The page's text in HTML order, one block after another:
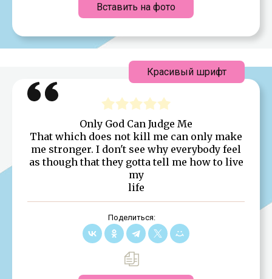
Вставить на фото
Only God Can Judge Me
That which does not kill me can only make
me stronger. I don't see why everybody feel
as though that they gotta tell me how to live
my
life
Поделиться:
Красивый шрифт